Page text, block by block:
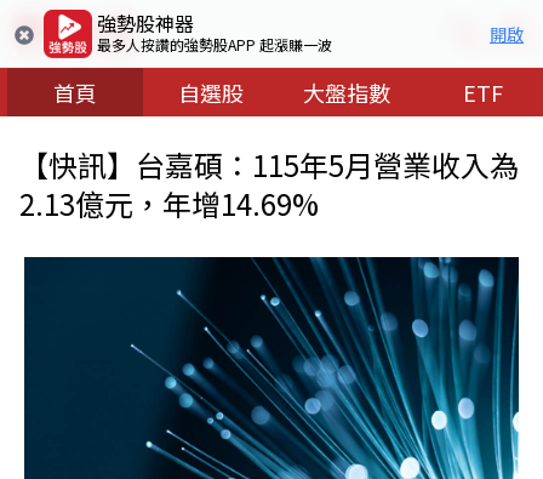
強勢股神器
最多人按讚的強勢股APP 起漲賺一波 開啟
首頁 自選股 大盤指數 ETF
【快訊】台嘉碩：115年5月營業收入為
2.13億元，年增14.69%